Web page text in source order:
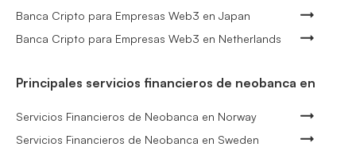
Banca Cripto para Empresas Web3 en Japan
Banca Cripto para Empresas Web3 en Netherlands
Principales servicios financieros de neobanca en
Servicios Financieros de Neobanca en Norway
Servicios Financieros de Neobanca en Sweden